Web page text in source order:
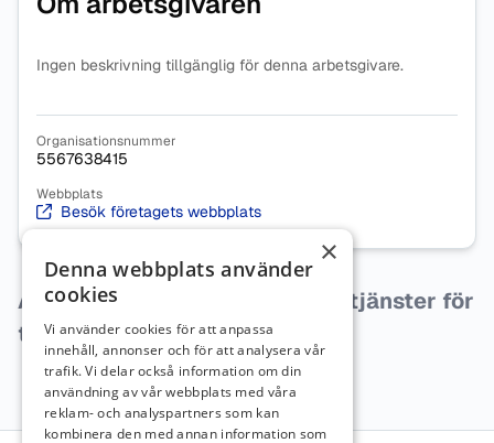
Ingen beskrivning tillgänglig för denna arbetsgivare.
Organisationsnummer
5567638415
Webbplats
Besök företagets webbplats
Arbetsgivaren har inga lediga tjänster för
tillfället.
×
Denna webbplats använder
cookies
Vi använder cookies för att anpassa
innehåll, annonser och för att analysera vår
trafik. Vi delar också information om din
användning av vår webbplats med våra
reklam- och analyspartners som kan
kombinera den med annan information som